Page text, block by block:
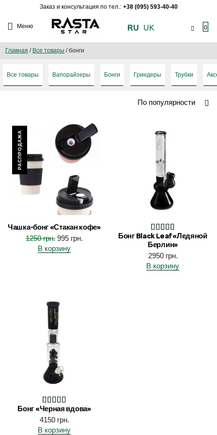
Заказ и консультация по тел.: +38 (095) 593-40-40
Меню RU UK 0
Главная / Все товары /бонги
Все товары Вапорайзеры Бонги Гриндеры Трубки
По популярности
РАСПРОДАЖА
Чашка-бонг «Стакан кофе»
1250грн. 995 грн.
В корзину
Бонг Black Leaf «Ледяной
Берлин»
2950 грн.
В корзину
Бонг «Черная вдова»
4150 грн.
В корзину